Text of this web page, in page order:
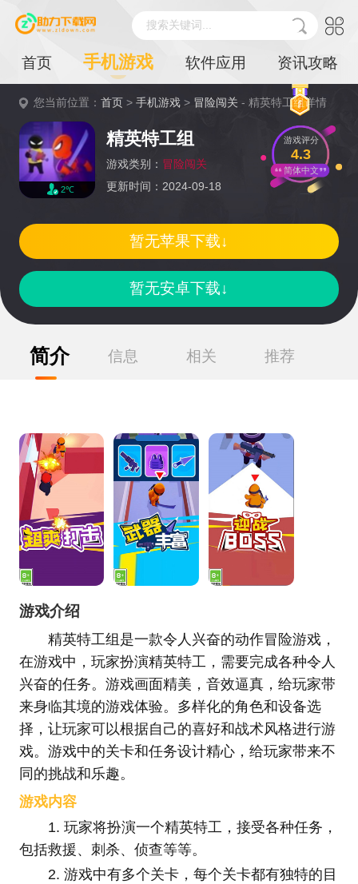
搜索关键词...
首页 手机游戏 软件应用 资讯攻略
您当前位置：首页 >手机游戏 > 冒险闯关 - 精英特工组详情
2℃
精英特工组
游戏类别： 冒险闯关
更新时间：2024-09-18
游戏评分
4.3
简体中文
暂无安卓下载↓
暂无苹果下载↓
简介 信息 相关 推荐
游戏介绍
精英特工组是一款令人兴奋的动作冒险游戏，
在游戏中，玩家扮演精英特工，需要完成各种令人
兴奋的任务。游戏画面精美，音效逼真，给玩家带
来身临其境的游戏体验。多样化的角色和设备选
择，让玩家可以根据自己的喜好和战术风格进行游
戏。游戏中的关卡和任务设计精心，给玩家带来不
同的挑战和乐趣。
游戏内容
1. 玩家将扮演一个精英特工，接受各种任务，
包括救援、刺杀、侦查等等。
2. 游戏中有多个关卡，每个关卡都有独特的目